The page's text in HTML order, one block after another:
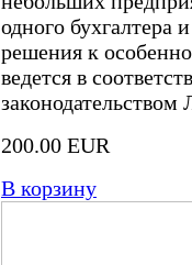
одного бухгалтера
решения к
ведется в
200.00 EUR
В корзину